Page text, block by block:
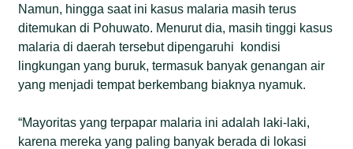
Namun, hingga saat ini kasus malaria masih terus
ditemukan di Pohuwato. Menurut dia, masih tinggi kasus
malaria di daerah tersebut dipengaruhi kondisi
lingkungan yang buruk, termasuk banyak genangan air
yang menjadi tempat berkembang biaknya nyamuk.
“Mayoritas yang terpapar malaria ini adalah laki-laki,
karena mereka yang paling banyak berada di lokasi